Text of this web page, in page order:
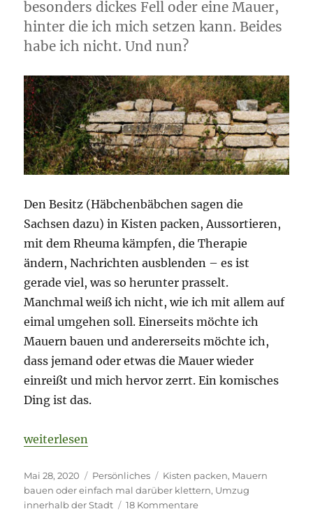
besonders dickes Fell oder eine Mauer,
hinter die ich mich setzen kann. Beides
habe ich nicht. Und nun?
Den Besitz (Häbchenbäbchen sagen die
Sachsen dazu) in Kisten packen, Aussortieren,
mit dem Rheuma kämpfen, die Therapie
ändern, Nachrichten ausblenden – es ist
gerade viel, was so herunter prasselt.
Manchmal weiß ich nicht, wie ich mit allem auf
eimal umgehen soll. Einerseits möchte ich
Mauern bauen und andererseits möchte ich,
dass jemand oder etwas die Mauer wieder
einreißt und mich hervor zerrt. Ein komisches
Ding ist das.
„Mauern bauen oder lieber mal darüber weg
weiterlesen
Veröffentlicht
am
Mai 28, 2020 Kategorien
Persönliches Schlagwörter
Kisten packen, Mauern
bauen oder einfach mal darüber klettern, Umzug
innerhalb der Stadt
18 Kommentarezu